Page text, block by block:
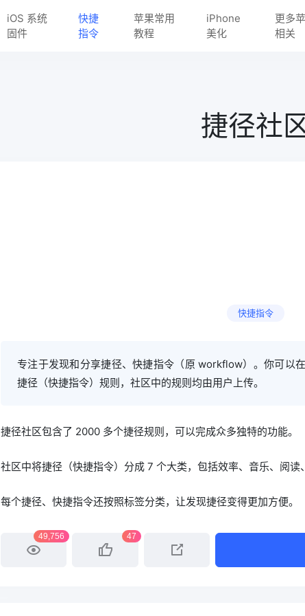
iOS 系统
固件
快捷
指令
苹果常用
教程
iPhone
美化
更多
相关
捷径社
快捷指令
专注于发现和分享捷径、快捷指令（原 workflow）。你可以
捷径（快捷指令）规则，社区中的规则均由用户上传。
捷径社区包含了 2000 多个捷径规则，可以完成众多独特的功能。
社区中将捷径（快捷指令）分成 7 个大类，包括效率、音乐、阅读
每个捷径、快捷指令还按照标签分类，让发现捷径变得更加方便。
49,756 47